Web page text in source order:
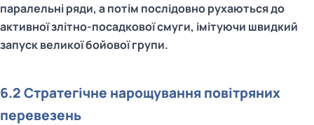
паралельні ряди, а потім послідовно рухаються до
активної злітно-посадкової смуги, імітуючи швидкий
запуск великої бойової групи.
6.2 Стратегічне нарощування повітряних
перевезень